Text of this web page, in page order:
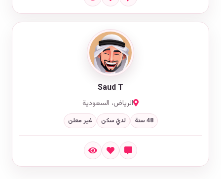
Saud T
الرياض، السعودية
48 سنة لديّ سكن غير معلن